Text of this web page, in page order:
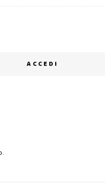
ACCEDI